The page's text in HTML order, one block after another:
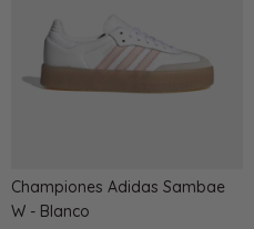
Championes Adidas Sambae
W - Blanco